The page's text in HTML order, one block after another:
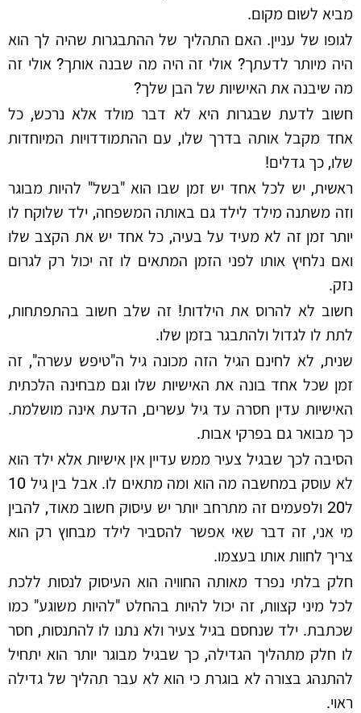
מביא לשום מקום.
לגופו של עניין. האם התהליך של ההתבגרות שהיה לך הוא
היה מיותר לדעתך? אולי זה היה מה שבנה אותך? אולי זה
מה שיבנה את האישיות של הבן שלך?
חשוב לדעת שבגרות היא לא דבר מולד אלא נרכש, כל
אחד מקבל אותה בדרך שלו, עם ההתמודדויות המיוחדות
שלו, כך גדלים!
ראשית, יש לכל אחד יש זמן שבו הוא "בשל" להיות מבוגר
וזה משתנה מילד לילד גם באותה המשפחה, ילד שלוקח לו
יותר זמן זה לא מעיד על בעיה, כל אחד יש את הקצב שלו
ואם נלחיץ אותו לפני הזמן המתאים לו זה יכול רק לגרום
נזק.
חשוב לא להרוס את הילדות! זה שלב חשוב בהתפתחות,
לתת לו לגדול ולהתבגר בזמן שלו.
שנית, לא לחינם הגיל הזה מכונה גיל ה"טיפש עשרה", זה
זמן שכל אחד בונה את האישיות שלו וגם מבחינה הלכתית
האישיות עדין חסרה עד גיל עשרים, הדעת אינה מושלמת.
כך מבואר גם בפרקי אבות.
הסיבה לכך שבגיל צעיר ממש עדיין אין אישיות אלא ילד הוא
לא עוסק במחשבה מה הוא ומה מתאים לו. אבל בין גיל 10
ל20 ולפעמים זה מתרחב יותר יש עיסוק חשוב מאוד, להבין
מי אני, זה דבר שאי אפשר להסביר לילד מבחוץ רק הוא
צריך לחוות אותו בעצמו.
חלק בלתי נפרד מאותה החוויה הוא העיסוק לנסות ללכת
לכל מיני קצוות, זה יכול להיות בהחלט "להיות משוגע" כמו
שכתבת. ילד שנחסם בגיל צעיר ולא נתנו לו להתנסות, חסר
לו חלק מתהליך הגדילה, כך שבגיל מבוגר יותר הוא יתחיל
להתנהג בצורה לא בוגרת כי הוא לא עבר תהליך של גדילה
ראוי.